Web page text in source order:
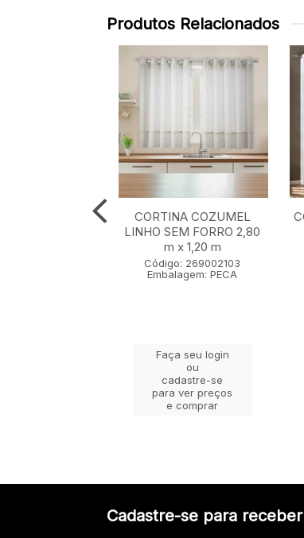
Produtos Relacionados
CORTINA COZUMEL
LINHO SEM FORRO 2,80
m x 1,20 m
Código: 269002103
Embalagem: PECA
Faça seu login
ou
cadastre-se
para ver preços
e comprar
Cadastre-se para